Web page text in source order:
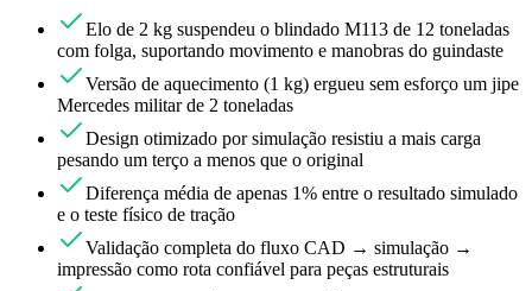
Elo de 2 kg suspendeu o blindado M113 de 12 toneladas
com folga, suportando movimento e manobras do guindaste
Versão de aquecimento (1 kg) ergueu sem esforço um jipe
Mercedes militar de 2 toneladas
Design otimizado por simulação resistiu a mais carga
pesando um terço a menos que o original
Diferença média de apenas 1% entre o resultado simulado
e o teste físico de tração
Validação completa do fluxo CAD → simulação →
impressão como rota confiável para peças estruturais